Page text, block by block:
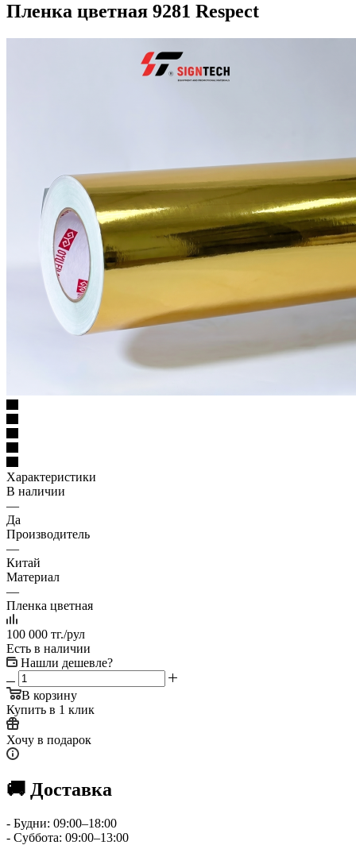
Пленка цветная 9281 Respect
Характеристики
В наличии
—
Да
Производитель
—
Китай
Материал
—
Пленка цветная
100 000 тг./рул
Есть в наличии
Нашли дешевле?
В корзину
Купить в 1 клик
Хочу в подарок
🚚 Доставка
- Будни: 09:00–18:00
- Суббота: 09:00–13:00